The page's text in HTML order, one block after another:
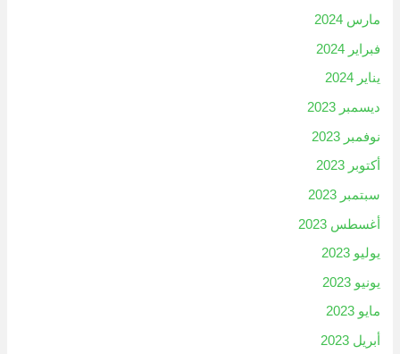
مارس 2024
فبراير 2024
يناير 2024
ديسمبر 2023
نوفمبر 2023
أكتوبر 2023
سبتمبر 2023
أغسطس 2023
يوليو 2023
يونيو 2023
مايو 2023
أبريل 2023